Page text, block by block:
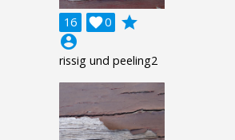
16 0

grade
account_circle
rissig und peeling2